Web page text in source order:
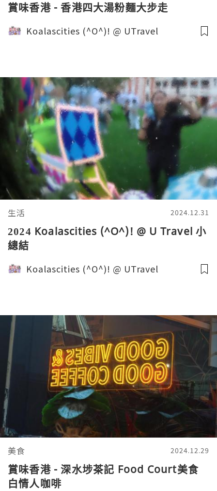
賞味香港 - 香港四大湯粉麵大步走
Koalascities (^O^)! @ UTravel
生活 2024.12.31
2024 Koalascities (^O^)! @ U Travel 小
總結
Koalascities (^O^)! @ UTravel
美食 2024.12.29
賞味香港 - 深水埗茶記 Food Court美食
白情人咖啡